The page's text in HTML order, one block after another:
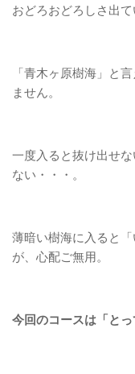
おどろおどろしさ出て
「青木ヶ原樹海」と
ません。
一度入ると抜け出せ
ない・・・。
薄暗い樹海に入ると
が、心配ご無用。
今回のコースは「と